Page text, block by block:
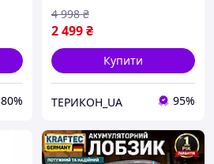
80%
2 499₴
4 998 ₴
Купити
ТЕРИКОН_UA 95%